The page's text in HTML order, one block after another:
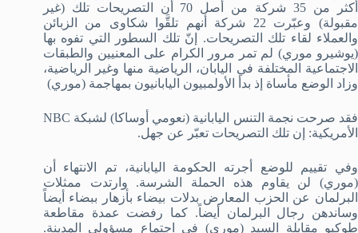
أكثر من 35 شركة من أصل 70 أن التصريحات تلك (غير
مقبولة) وعبّرت 22 شركة أنهم تلقَّوا شكاوى من الزبائن
والعملاء لقاء تلك التصريحات. إنّ تلك السطور التي تفوه بها
(يوشيرو موري) لم تمر مرور الكرام على المعنيين والطبقات
الاجتماعية المختلفة في اليابان، الرياضية منها وغير الرياضية،
وزاد الوضع مأساة إذ بدأ الأولمبيون اليابانيون بمهاجمة (موري)
فقد صرحت نجمة التنس اليابانية (نعومي أوساكا) لشبكة NBC
الأمريكية: إن تلك التصريحات تعبّر عن جهل.
وفي تقييم للوضع أجرته الحكومة اليابانية، تم الانتهاء أن
(موري) لن يقاوم هذه الحملة الشرسة. وارتدت ممثلات
البرلمان عن الحزب المعارض بدلات بيضاء بأزهار ببضاء أيضاً
وساندهن رجال البرلمان أيضاً. كما رفضت عمدة مقاطعة
طوكيو مقابلة السيد (موري) في اجتماع مسؤولي المدينة.